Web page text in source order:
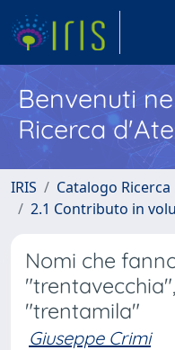
Benvenuti
Ricerca
IRIS Catalogo Ricerca
2.1 Contributo in
Nomi che
"trentamila"
Giuseppe Crimi